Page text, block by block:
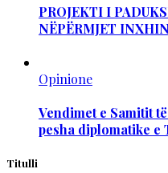
PROJEKTI I
NËPËRMJET
Opinione
Vendimet e Samitit
pesha diplomatike e
Titulli